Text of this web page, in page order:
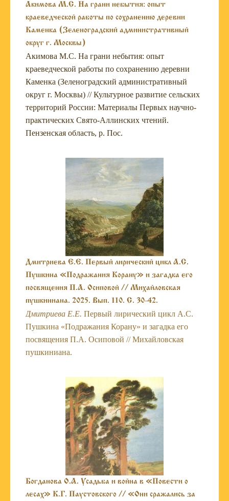
Акимова М.С. На грани небытия: опыт
краеведческой работы по сохранению деревни
Каменка (Зеленоградский административный
округ г. Москвы)
Акимова М.С. На грани небытия: опыт
краеведческой работы по сохранению деревни
Каменка (Зеленоградский административный
округ г. Москвы) // Культурное развитие сельских
территорий России: Материалы Первых научно-
практических Свято-Аллинских чтений.
Пензенская область, р. Пос.
Дмитриева Е.Е. Первый лирический цикл А.С.
Пушкина «Подражания Корану» и загадка его
посвящения П.А. Осиповой // Михайловская
пушкиниана. 2025. Вып. 110. С. 30-42.
Дмитриева Е.Е. Первый лирический цикл А.С.
Пушкина «Подражания Корану» и загадка его
посвящения П.А. Осиповой // Михайловская
пушкиниана.
Богданова О.А. Усадьба и война в «Повести о
лесах» К.Г. Паустовского // «Они сражались за